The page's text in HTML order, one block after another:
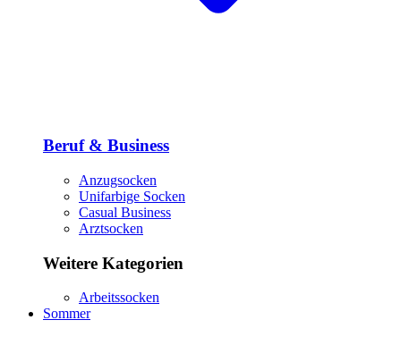
Beruf & Business
Anzugsocken
Unifarbige Socken
Casual Business
Arztsocken
Weitere Kategorien
Arbeitssocken
Sommer